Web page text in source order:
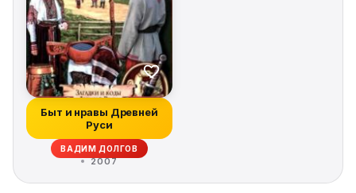
Быт и нравы Древней
Руси
ВАДИМ ДОЛГОВ
2007